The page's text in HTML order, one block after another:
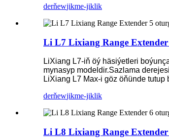
derňewjikme-jiklik
Li L7 Lixiang Range
LiXiang L7-iň öý häsiýetleri
mynasyp modeldir.Sazlama
LiXiang L7 Max-i göz öňünde tutup
derňewjikme-jiklik
Li L8 Lixiang Range